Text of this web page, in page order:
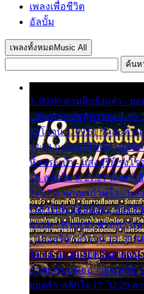
เพลงเพื่อชีวิต
อัลบั้ม
เพลงทั้งหมด Music All
ค้นห
1. 00:00 สามสิบยังแจ๋ว - ย
- ศรเพชร ศรสุพรรณ 3.
รุ่งโรจน์ 4. 09:51 รักสะท้า
12:23 มอเตอร์ไซค์ทำหล่น
หิ้วกระเป๋า - แสงสุรีย์ รุ่งโร
รัก สลักใจ 8. 21:21 น้ำตา
24:27 สามเณรกำพร้า - แส
เวลาไปหาเมียน้อย - ยอดรั
ธรรม - ศรเพชร ศรสุพรรณ
- แสงสุรีย์ รุ่งโรจน์ 13.
ใจ 14. 42:49 ไอ้หวังตายแ
ธาตุแท้ของเธอ - แสงสุรีย์
ยอดรัก สลักใจ 17. 52:29